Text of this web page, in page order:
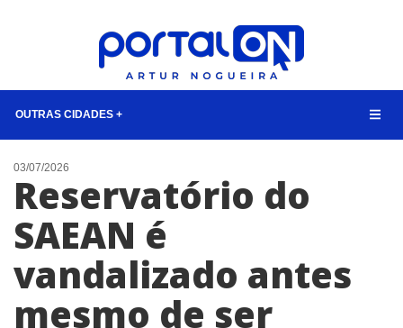
OUTRAS CIDADES +
NOTÍCIAS
LISTA DIGITAL
TELEFONES ÚTEIS
QUEM SOMOS
CONTATO
ANUNCIE
03/07/2026
Reservatório do
SAEAN é
vandalizado antes
mesmo de ser